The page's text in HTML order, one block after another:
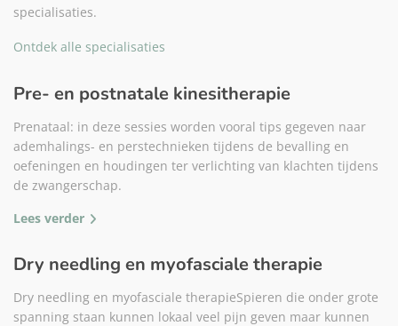
specialisaties.
Ontdek alle specialisaties
Pre- en postnatale kinesitherapie
Prenataal: in deze sessies worden vooral tips gegeven naar
ademhalings- en perstechnieken tijdens de bevalling en
oefeningen en houdingen ter verlichting van klachten tijdens
de zwangerschap.
Lees verder
Dry needling en myofasciale therapie
Dry needling en myofasciale therapieSpieren die onder grote
spanning staan kunnen lokaal veel pijn geven maar kunnen